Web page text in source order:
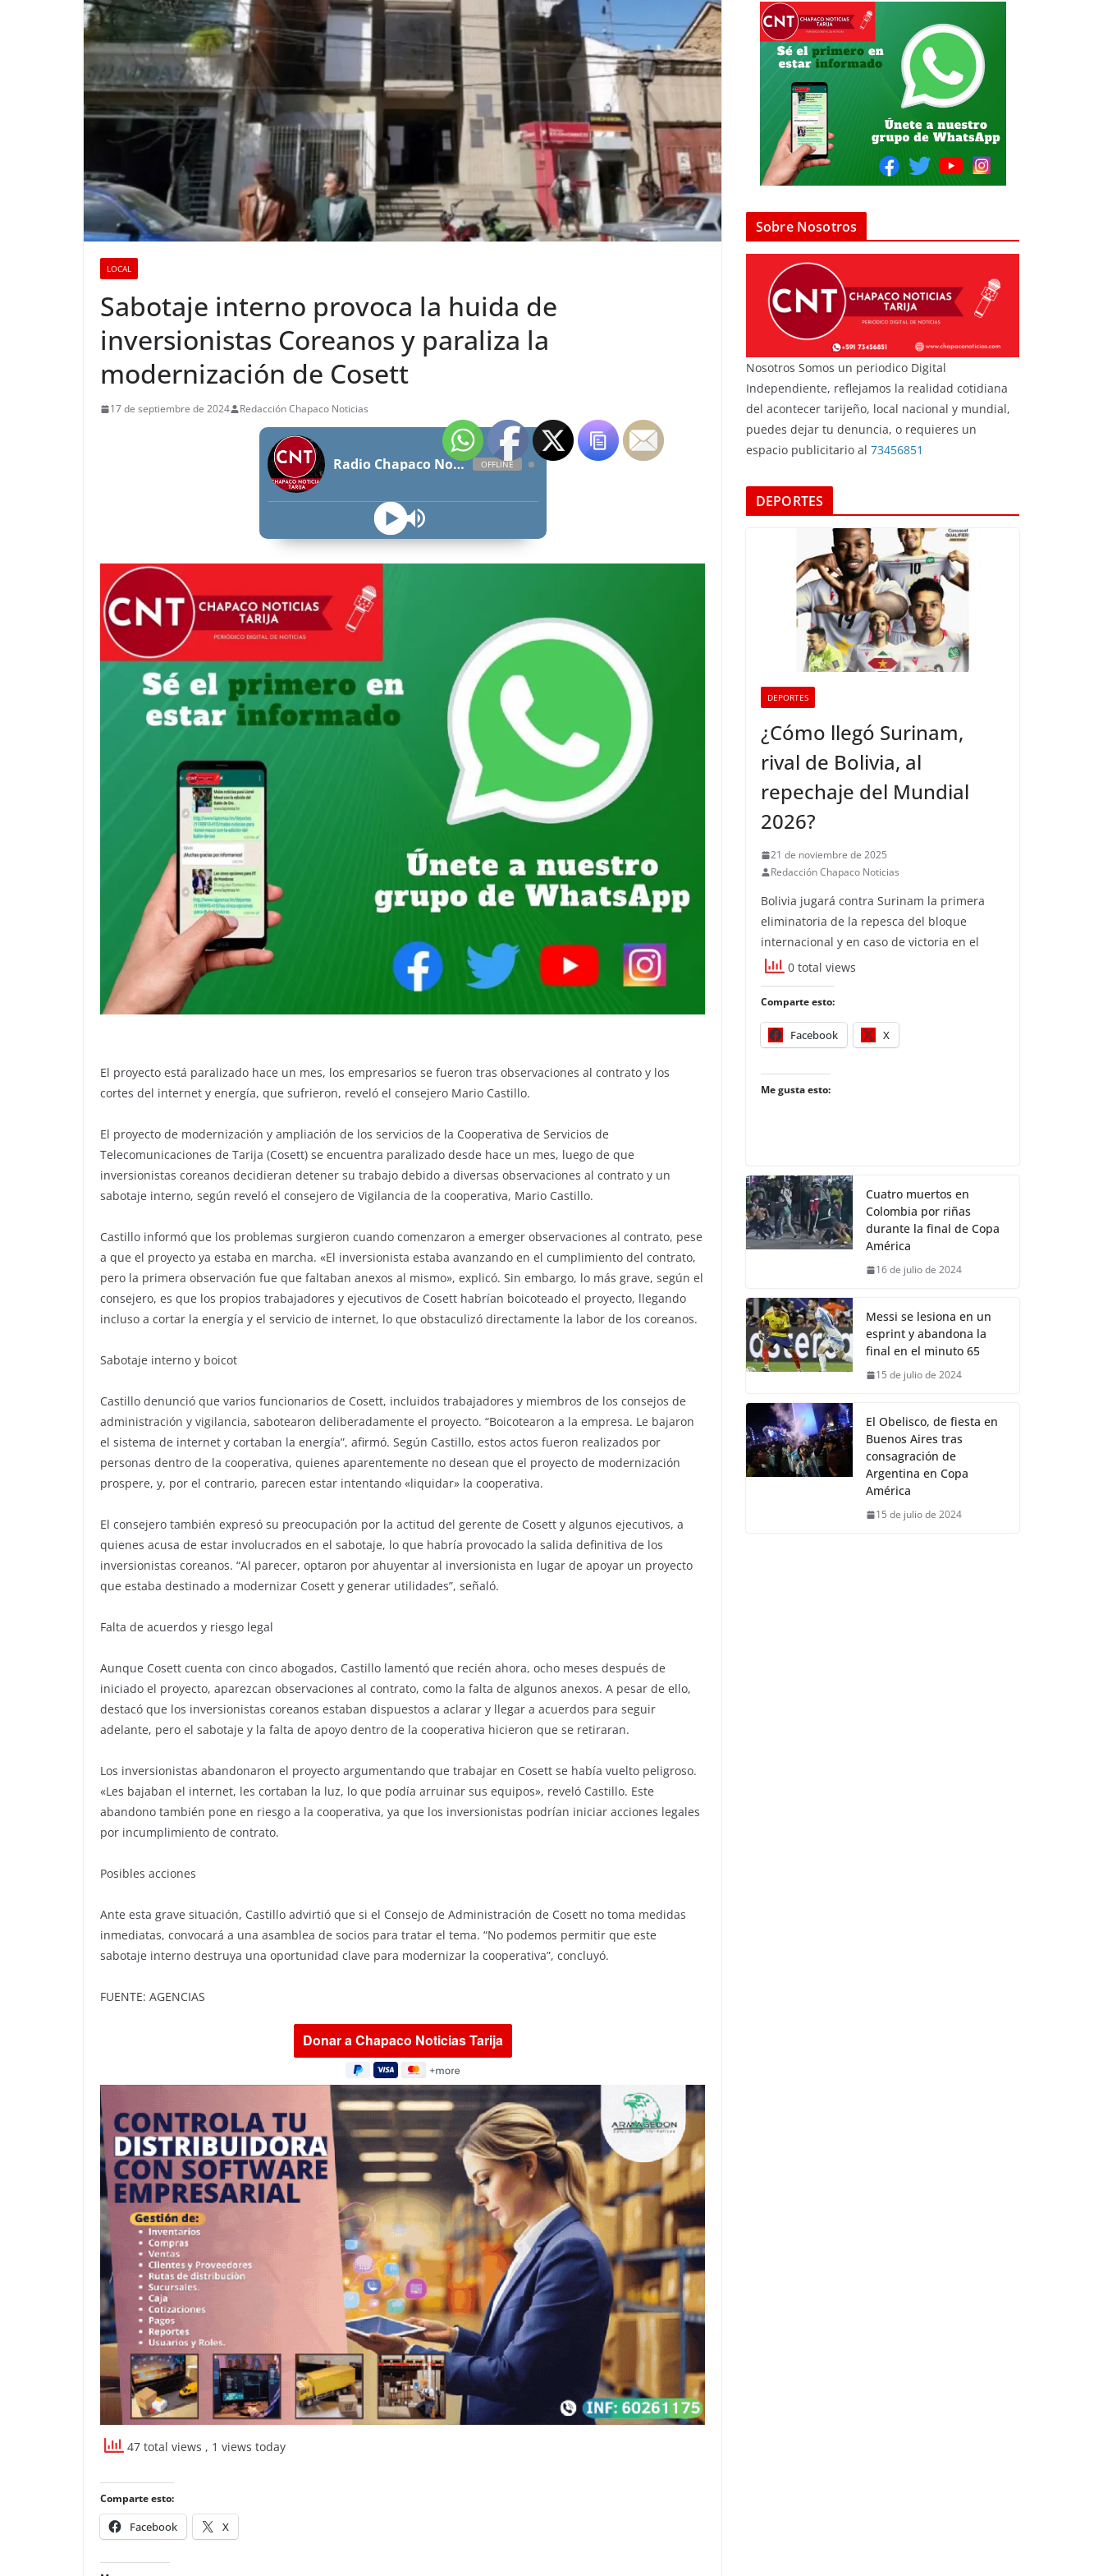
LOCAL
Sabotaje interno provoca la huida de
inversionistas Coreanos y paraliza la
modernización de Cosett
17 de septiembre de 2024 Redacción Chapaco Noticias
Radio Chapaco Noticias Las 24 horas en vivo OFFLINE
El proyecto está paralizado hace un mes, los empresarios se fueron tras observaciones al contrato y los
cortes del internet y energía, que sufrieron, reveló el consejero Mario Castillo.
El proyecto de modernización y ampliación de los servicios de la Cooperativa de Servicios de
Telecomunicaciones de Tarija (Cosett) se encuentra paralizado desde hace un mes, luego de que
inversionistas coreanos decidieran detener su trabajo debido a diversas observaciones al contrato y un
sabotaje interno, según reveló el consejero de Vigilancia de la cooperativa, Mario Castillo.
Castillo informó que los problemas surgieron cuando comenzaron a emerger observaciones al contrato, pese
a que el proyecto ya estaba en marcha. «El inversionista estaba avanzando en el cumplimiento del contrato,
pero la primera observación fue que faltaban anexos al mismo», explicó. Sin embargo, lo más grave, según el
consejero, es que los propios trabajadores y ejecutivos de Cosett habrían boicoteado el proyecto, llegando
incluso a cortar la energía y el servicio de internet, lo que obstaculizó directamente la labor de los coreanos.
Sabotaje interno y boicot
Castillo denunció que varios funcionarios de Cosett, incluidos trabajadores y miembros de los consejos de
administración y vigilancia, sabotearon deliberadamente el proyecto. “Boicotearon a la empresa. Le bajaron
el sistema de internet y cortaban la energía”, afirmó. Según Castillo, estos actos fueron realizados por
personas dentro de la cooperativa, quienes aparentemente no desean que el proyecto de modernización
prospere, y, por el contrario, parecen estar intentando «liquidar» la cooperativa.
El consejero también expresó su preocupación por la actitud del gerente de Cosett y algunos ejecutivos, a
quienes acusa de estar involucrados en el sabotaje, lo que habría provocado la salida definitiva de los
inversionistas coreanos. “Al parecer, optaron por ahuyentar al inversionista en lugar de apoyar un proyecto
que estaba destinado a modernizar Cosett y generar utilidades”, señaló.
Falta de acuerdos y riesgo legal
Aunque Cosett cuenta con cinco abogados, Castillo lamentó que recién ahora, ocho meses después de
iniciado el proyecto, aparezcan observaciones al contrato, como la falta de algunos anexos. A pesar de ello,
destacó que los inversionistas coreanos estaban dispuestos a aclarar y llegar a acuerdos para seguir
adelante, pero el sabotaje y la falta de apoyo dentro de la cooperativa hicieron que se retiraran.
Los inversionistas abandonaron el proyecto argumentando que trabajar en Cosett se había vuelto peligroso.
«Les bajaban el internet, les cortaban la luz, lo que podía arruinar sus equipos», reveló Castillo. Este
abandono también pone en riesgo a la cooperativa, ya que los inversionistas podrían iniciar acciones legales
por incumplimiento de contrato.
Posibles acciones
Ante esta grave situación, Castillo advirtió que si el Consejo de Administración de Cosett no toma medidas
inmediatas, convocará a una asamblea de socios para tratar el tema. “No podemos permitir que este
sabotaje interno destruya una oportunidad clave para modernizar la cooperativa”, concluyó.
FUENTE: AGENCIAS
47 total views , 1 views today
Comparte esto:
Facebook X
Sobre Nosotros
Nosotros Somos un periodico Digital
Independiente, reflejamos la realidad cotidiana
del acontecer tarijeño, local nacional y mundial,
puedes dejar tu denuncia, o requieres un
espacio publicitario al 73456851
DEPORTES
DEPORTES
¿Cómo llegó Surinam,
rival de Bolivia, al
repechaje del Mundial
2026?
21 de noviembre de 2025
Redacción Chapaco Noticias
Bolivia jugará contra Surinam la primera
eliminatoria de la repesca del bloque
internacional y en caso de victoria en el
0 total views
Comparte esto:
Facebook X
Me gusta esto:
Cuatro muertos en
Colombia por riñas
durante la final de Copa
América
16 de julio de 2024
Messi se lesiona en un
esprint y abandona la
final en el minuto 65
15 de julio de 2024
El Obelisco, de fiesta en
Buenos Aires tras
consagración de
Argentina en Copa
América
15 de julio de 2024